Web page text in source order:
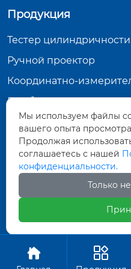
Продукция
Тестер цилиндричности
Ручной проектор
Координатно-
Прибор для
Контактная
15, улица Чжэньпэн
экономического и
провинция Ляонин
+86-411-87570079
Индустрия
 
Мы используем файлы
вашего опыта
Продолжая
соглашаетесь с нашей
конфиденциальности.
Только